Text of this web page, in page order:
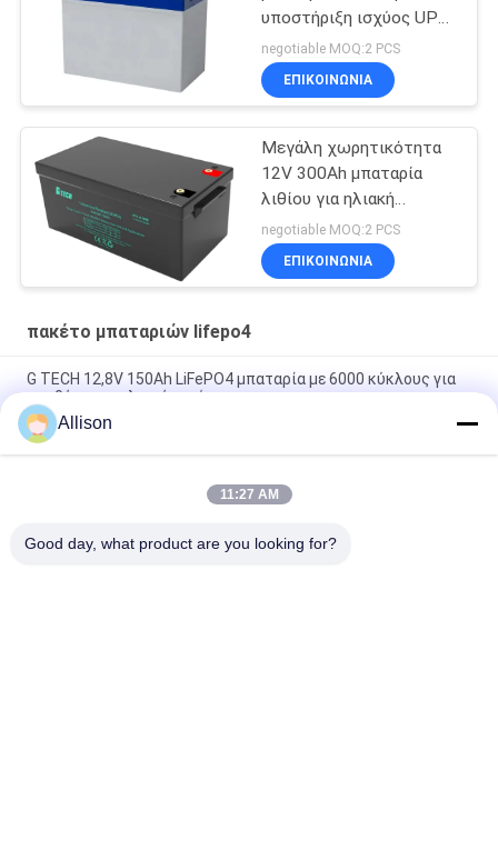
υποστήριξη ισχύος UPS
και αποθήκευση
ενέργειας
negotiable MOQ:2 PCS
ΕΠΙΚΟΙΝΩΝΙΑ
Μεγάλη χωρητικότητα
12V 300Ah μπαταρία
λιθίου για ηλιακή
ενέργεια και ηλεκτρική
ενέργεια
negotiable MOQ:2 PCS
ΕΠΙΚΟΙΝΩΝΙΑ
πακέτο μπαταριών lifepo4
G TECH 12,8V 150Ah LiFePO4 μπαταρία με 6000 κύκλους για
αποθήκευση ηλιακής ενέργειας
G TECH 72V 30Ah LiFePO4 μπαταρία με 6000 κύκλους ζωής
για ηλεκτρικό ποδήλατο και τρίκυκλο
G TECH 76.8V 100Ah LiFePO4 μπαταρία με 6000 κύκλους
Allison
11:27 AM
Good day, what product are you looking for?